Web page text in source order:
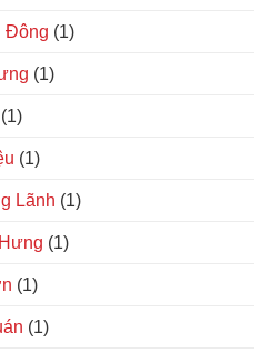
Đông (1)
(1)
(1)
(1)
Lãnh (1)
(1)
(1)
(1)